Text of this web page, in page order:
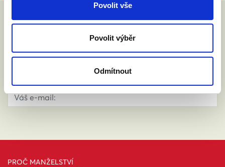
Povolit vše
Povolit výběr
Odmítnout
ABY VÁM O MANŽELSTVÍ NIC
NEUNIKLO
PROČ MANŽELSTVÍ